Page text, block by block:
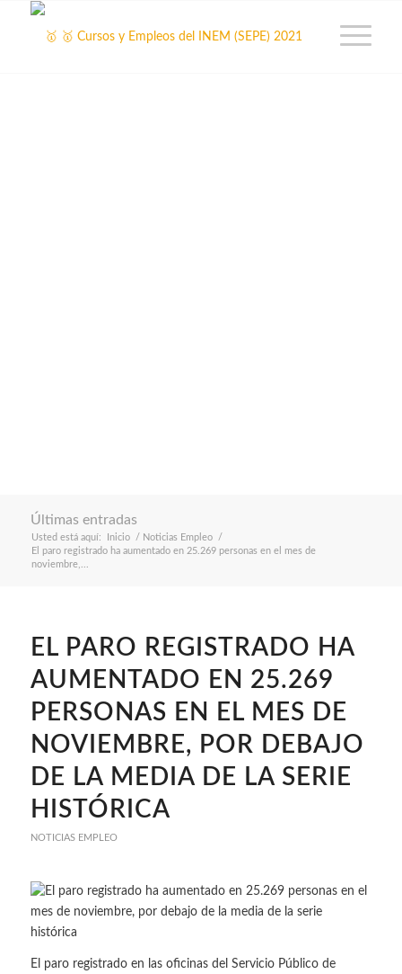
Últimas entradas
Usted está aquí: Inicio / Noticias Empleo
/
El paro registrado ha aumentado en 25.269 personas en el mes de
noviembre,...
EL PARO REGISTRADO HA
AUMENTADO EN 25.269
PERSONAS EN EL MES DE
NOVIEMBRE, POR DEBAJO
DE LA MEDIA DE LA SERIE
HISTÓRICA
NOTICIAS EMPLEO
El paro registrado en las oficinas del Servicio Público de